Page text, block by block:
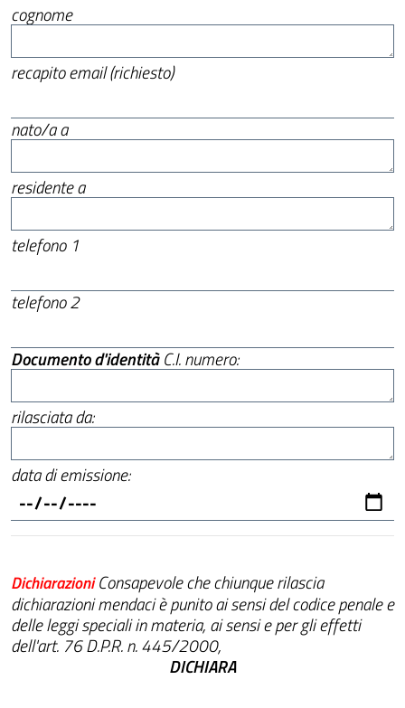
cognome
recapito email (richiesto)
nato/a a
residente a
telefono 1
telefono 2
Documento d'identitàC.I. numero:
rilasciata da:
data di emissione:
DichiarazioniConsapevole che chiunque rilascia
dichiarazioni mendaci è punito ai sensi del codice penale e
delle leggi speciali in materia, ai sensi e per gli effetti
dell'art. 76 D.P.R. n. 445/2000,
DICHIARA